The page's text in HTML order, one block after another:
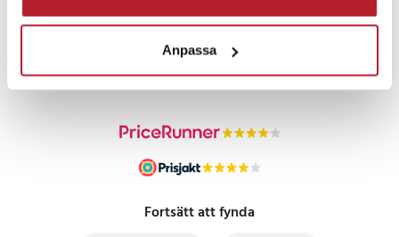
Anpassa
UTFÖRSÄLJNING
Fortsätt att fynda